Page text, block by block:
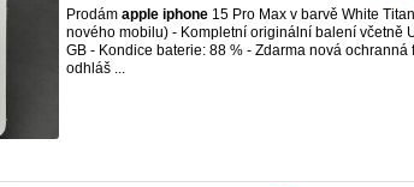
Prodám apple iphone 15 Pro Max v barvě White
nového mobilu) - Kompletní originální balení včetně
GB - Kondice baterie: 88 % - Zdarma nová ochranná
odhláš ...